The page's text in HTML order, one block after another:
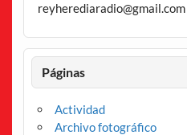
reyherediaradio@gmail.com
Páginas
Actividad
Archivo fotográfico